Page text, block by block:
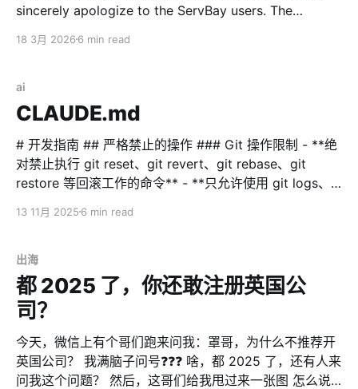
sincerely apologize to the ServBay users. The
been delayed. I originally thought I could finish
18 3月 2026 6 min read
ai
CLAUDE.md
# 开发指南 ## 严格禁止的操作 ### Git 操作限制 - **绝
对禁止执行 git reset、git revert、git rebase、git
restore 等回滚工作的命令** - **只允许使用 git logs、
文件内容** - **禁止删除或修改 .git 目录** - **任何 git
**绝对禁止执行 rm -rf 命令** - **禁止删除目录，特别是
项目根目录或重要目录** - **删除文件前必须明确告知用
户并得到许可** ## 沟通语言 **重要**：请使用中文与用
户进行所有沟通和交流。包括： - 所有对话和回复 -
13 11月 2025 6 min read
出海
都 2025 了，你还敢注册英国公
司？
今天，微信上有个哥们跑来问我：罩哥，为什么不推荐开
英国公司？ 我满脑子问号❓❓❓ 啥，都 2025 了，还有人来
问我这个问题？ 然后，这哥们给我甩过来一张图 怎么说